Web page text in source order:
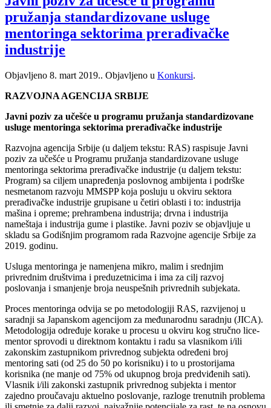
pružanja standardizovane usluge
mentoringa sektorima prerađivačke
industrije
Objavljeno 8. mart 2019.. Objavljeno u Konkursi.
RAZVOJNA AGENCIJA SRBIJE
Javni poziv za učešće u programu pružanja standardizovane
usluge mentoringa sektorima prerađivačke industrije
Razvojna agencija Srbije (u daljem tekstu: RAS) raspisuje Javni
poziv za učešće u Programu pružanja standardizovane usluge
mentoringa sektorima prerađivačke industrije (u daljem tekstu:
Program) sa ciljem unapređenja poslovnog ambijenta i podrške
nesmetanom razvoju MMSPP koja posluju u okviru sektora
prerađivačke industrije grupisane u četiri oblasti i to: industrija
mašina i opreme; prehrambena industrija; drvna i industrija
nameštaja i industrija gume i plastike. Javni poziv se objavljuje u
skladu sa Godišnjim programom rada Razvojne agencije Srbije za
2019. godinu.
Usluga mentoringa je namenjena mikro, malim i srednjim
privrednim društvima i preduzetnicima i ima za cilj razvoj
poslovanja i smanjenje broja neuspešnih privrednih subjekata.
Proces mentoringa odvija se po metodologiji RAS, razvijenoj u
saradnji sa Japanskom agencijom za međunarodnu saradnju (JICA).
Metodologija određuje korake u procesu u okviru kog stručno lice-
mentor sprovodi u direktnom kontaktu i radu sa vlasnikom i/ili
zakonskim zastupnikom privrednog subjekta određeni broj
mentoring sati (od 25 do 50 po korisniku) i to u prostorijama
korisnika (ne manje od 75% od ukupnog broja predviđenih sati).
Vlasnik i/ili zakonski zastupnik privrednog subjekta i mentor
zajedno proučavaju aktuelno poslovanje, razloge trenutnih problema